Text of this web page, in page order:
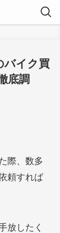
バイク買
底調
際、数多
頼すれば
放したく